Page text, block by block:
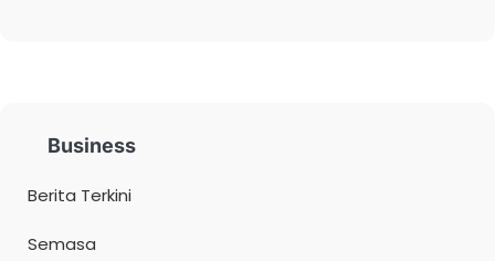
Business
Berita Terkini
Semasa